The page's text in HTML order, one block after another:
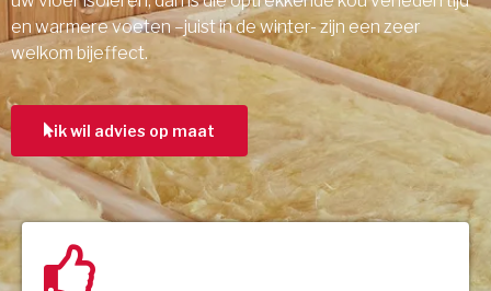
en warmere voeten –juist in de winter- zijn een zeer
welkom bijeffect.
ik wil advies op maat